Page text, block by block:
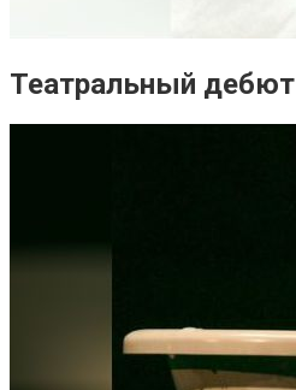
Театральный дебют